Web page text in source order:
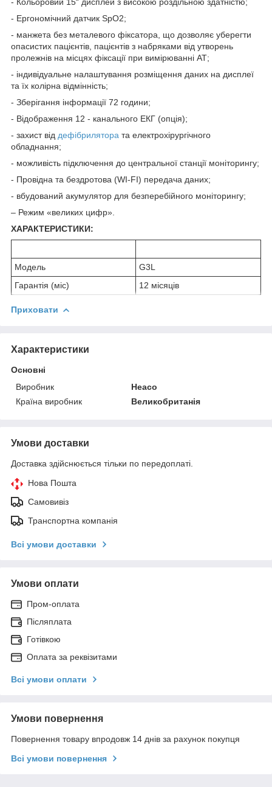
- Ергономічний датчик SpO2;
- манжета без металевого фіксатора, що дозволяє уберегти
опасистих пацієнтів, пацієнтів з набряками від утворень
пролежнів на місцях фіксації при вимірюванні АТ;
- індивідуальне налаштування розміщення даних на дисплеї
та їх колірна відмінність;
- Зберігання інформації 72 години;
- Відображення 12 - канального ЕКГ (опція);
- захист від дефібрилятора та електрохірургічного
обладнання;
- можливість підключення до центральної станції моніторингу;
- Провідна та бездротова (WI-FI) передача даних;
- вбудований акумулятор для безперебійного моніторингу;
– Режим «великих цифр».
ХАРАКТЕРИСТИКИ:
Модель
G3L
Гарантія (міс)
12 місяців
Приховати
Характеристики
Основні
Виробник
Heaco
Країна виробник
Великобританія
Умови доставки
Доставка здійснюється тільки по передоплаті.
Нова Пошта
Самовивіз
Транспортна компанія
Всі умови доставки
Умови оплати
Пром-оплата
Післяплата
Готівкою
Оплата за реквізитами
Всі умови оплати
Умови повернення
Повернення товару впродовж 14 днів за рахунок покупця
Всі умови повернення